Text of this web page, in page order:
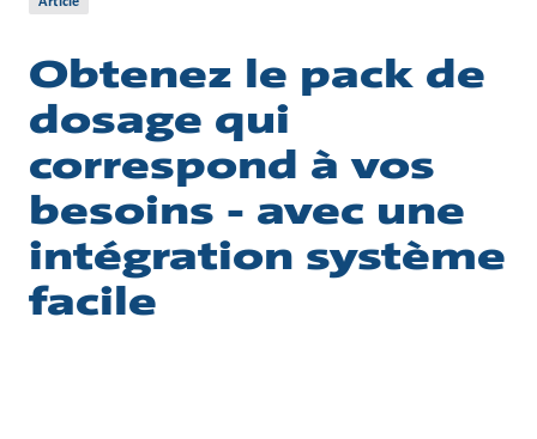
Obtenez le pack de
dosage qui
correspond à vos
besoins - avec une
intégration système
facile